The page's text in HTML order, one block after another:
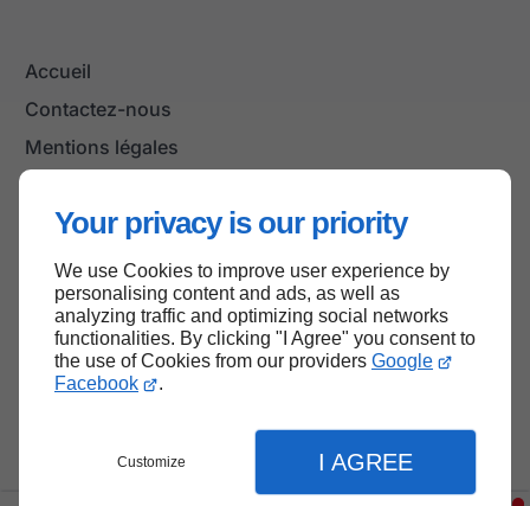
Your privacy is our priority
We use Cookies to improve user experience by
personalising content and ads, as well as
analyzing traffic and optimizing social networks
functionalities. By clicking "I Agree" you consent to
the use of Cookies from our providers Google
Facebook
.
Customize I AGREE
Accueil
Contactez-nous
Mentions légales
Haut de page